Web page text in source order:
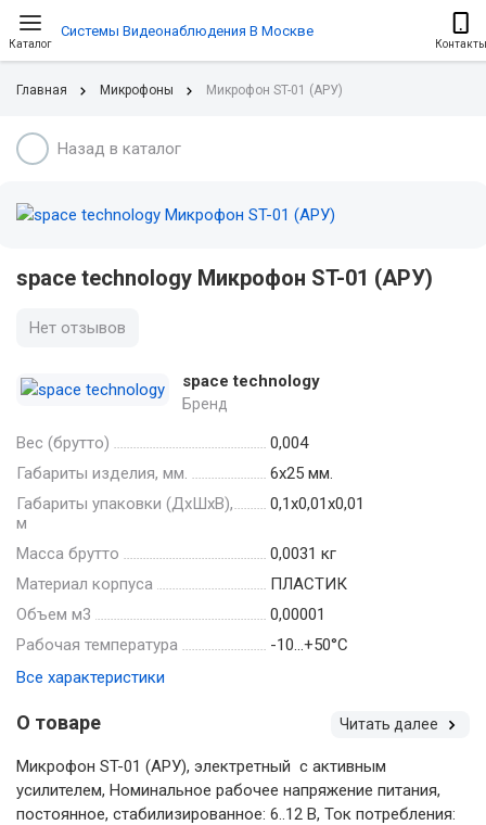
Каталог
Системы Видеонаблюдения В Москве
Контакты
Главная Микрофоны Микрофон ST-01 (АРУ)
Назад в каталог
space technology Микрофон ST-01 (АРУ)
Нет отзывов
space technology
Бренд
Вес (брутто)
0,004
Габариты изделия, мм.
6х25 мм.
Габариты упаковки (ДхШхВ),
м
0,1x0,01x0,01
Масса брутто
0,0031 кг
Материал корпуса
ПЛАСТИК
Объем м3
0,00001
Рабочая температура
-10…+50°С
Все характеристики
О товаре Читать далее
Микрофон ST-01 (АРУ), электретный с активным
усилителем, Номинальное рабочее напряжение питания,
постоянное, стабилизированное: 6..12 В, Ток потребления: